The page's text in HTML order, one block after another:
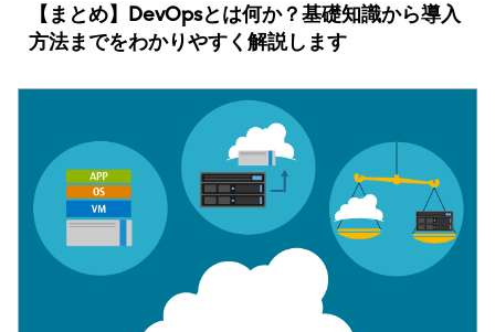
【まとめ】DevOpsとは何か？基礎知識から導入
方法までをわかりやすく解説します